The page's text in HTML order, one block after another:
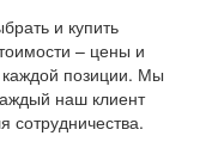
и купить
– цены и
позиции. Мы
наш клиент
сотрудничества.